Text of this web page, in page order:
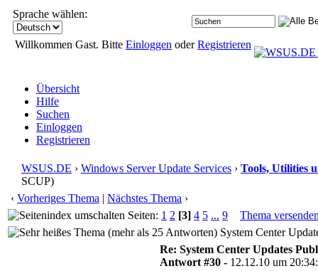
Sprache wählen:
Willkommen Gast. Bitte Einloggen oderRegistrieren
Übersicht
Hilfe
Suchen
Einloggen
Registrieren
WSUS.DE › Windows Server Update Services › Tools, Utilities
SCUP)
‹ Vorheriges Thema | Nächstes Thema ›
Seiten: 1 2 [3] 4 5 ... 9
Thema
System Center
Re: System Center Updates
Antwort #30 - 12.12.10 um